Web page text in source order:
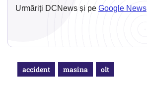
Urmăriți DCNews și pe Google News
accident masina olt